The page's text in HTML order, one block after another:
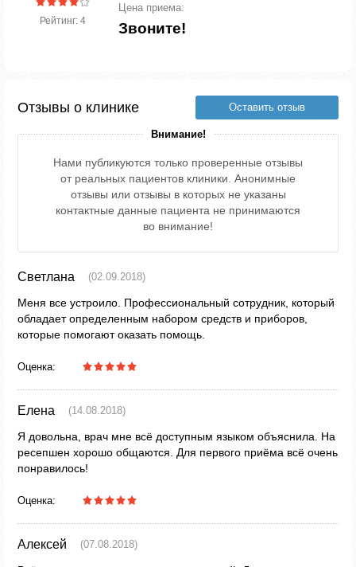
Рейтинг: 4
Цена приема:
Звоните!
Отзывы о клинике Оставить отзыв
Внимание!
Нами публикуются только проверенные отзывы
от реальных пациентов клиники. Анонимные
отзывы или отзывы в которых не указаны
контактные данные пациента не принимаются
во внимание!
Светлана (02.09.2018)
Меня все устроило. Профессиональный сотрудник, который
обладает определенным набором средств и приборов,
которые помогают оказать помощь.
Оценка:
Елена (14.08.2018)
Я довольна, врач мне всё доступным языком объяснила. На
ресепшен хорошо общаются. Для первого приёма всё очень
понравилось!
Оценка:
Алексей (07.08.2018)